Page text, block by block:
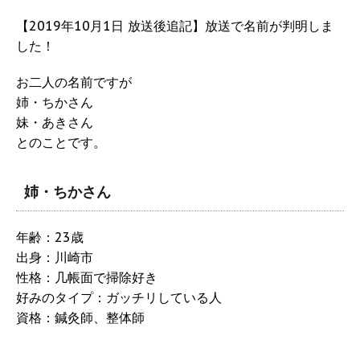
【2019年10月1日 放送後追記】放送で名前が判明しま
した！
お二人の名前ですが
姉・ちかさん
妹・あきさん
とのことです。
姉・ちかさん
年齢：23歳
出身：川崎市
性格：几帳面で掃除好き
好みのタイプ：ガッチリしている人
資格：鍼灸師、整体師